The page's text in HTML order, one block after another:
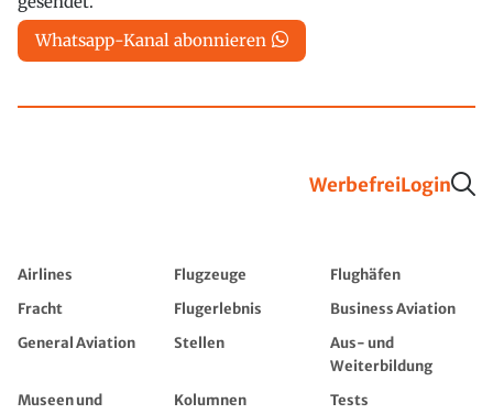
Whatsapp-Kanal abonnieren
WerbefreiLogin
Airlines Flugzeuge
Flughäfen
Fracht
Flugerlebnis
Business Aviation
General Aviation
Stellen
Aus- und
Weiterbildung
Museen und
Kolumnen Tests